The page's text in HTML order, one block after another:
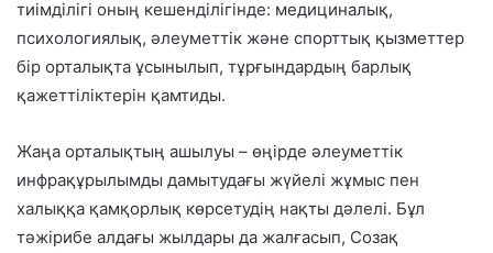
тиімділігі оның кешенділігінде: медициналық,
психологиялық, әлеуметтік және спорттық қызметтер
бір орталықта ұсынылып, тұрғындардың барлық
қажеттіліктерін қамтиды.
Жаңа орталықтың ашылуы – өңірде әлеуметтік
инфрақұрылымды дамытудағы жүйелі жұмыс пен
халыққа қамқорлық көрсетудің нақты дәлелі. Бұл
тәжірибе алдағы жылдары да жалғасып, Созақ